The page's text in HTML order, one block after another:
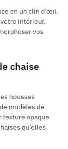
en un clin d’œil.
intérieur.
vos
chaise
housses
modèles de
texture opaque
qu’elles